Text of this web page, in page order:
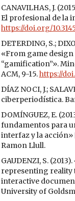
CANAVILHAS, J.
El profesional de la
https://doi.org/
DETERDING, S.;
«From game
“gamification”».
ACM, 9-15.https://
DÍAZ NOCI, J.;
ciberperiodística.
DOMÍNGUEZ, E.
fundamentos para
interfaz y la acción»
Ramon Llull.
GAUDENZI, S.
representing
interactive
University of